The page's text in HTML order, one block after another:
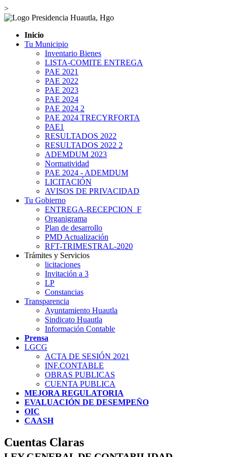
>
Inicio
Tu Municipio
Inventario Bienes
LISTA-COMITE ENTREGA
PAE 2021
PAE 2022
PAE 2023
PAE 2024
PAE 2024 2
PAE 2024 TRECYRFORTA
PAE1
RESULTADOS 2022
RESULTADOS 2022 2
ADEMDUM 2023
Normatividad
PAE 2024 - ADEMDUM
LICITACIÓN
AVISOS DE PRIVACIDAD
Tu Gobierno
ENTREGA-RECEPCION_F
Organigrama
Plan de desarrollo
PMD Actualización
RFT-TRIMESTRAL-2020
Trámites y Servicios
licitaciones
Invitación a 3
LP
Constancias
Transparencia
Ayuntamiento Huautla
Sindicato Huautla
Información Contable
Prensa
LGCG
ACTA DE SESIÓN 2021
INF.CONTABLE
OBRAS PUBLICAS
CUENTA PUBLICA
MEJORA REGULATORIA
EVALUACIÓN DE DESEMPEÑO
OIC
CAASH
Cuentas Claras